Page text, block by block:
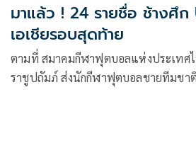
มาแล้ว ! 24 รายชื่อ ช้างศึ
เอเชียรอบสุดท้าย
ตามที่ สมาคมกีฬาฟุตบอลแห่งประเทศ
ราชูปถัมภ์ ส่งนักกีฬาฟุตบอลชายทีมชา